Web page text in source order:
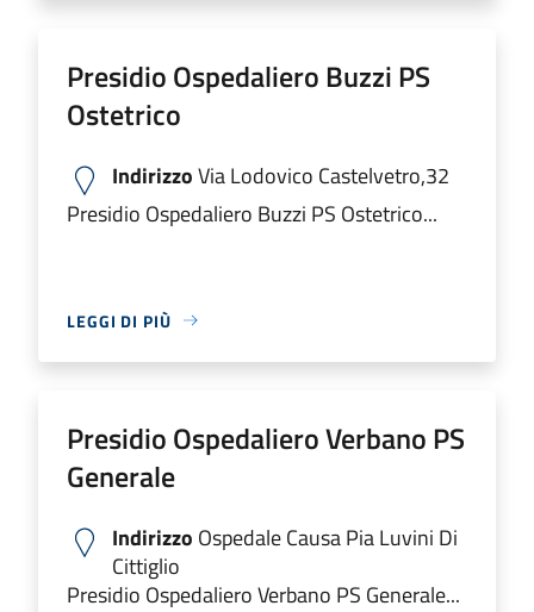
Presidio Ospedaliero Buzzi PS
Ostetrico
IndirizzoVia Lodovico Castelvetro,32
Presidio Ospedaliero Buzzi PS Ostetrico...
LEGGI DI PIÙ
Presidio Ospedaliero Verbano PS
Generale
Indirizzo Ospedale Causa Pia Luvini Di
Cittiglio
Presidio Ospedaliero Verbano PS Generale...